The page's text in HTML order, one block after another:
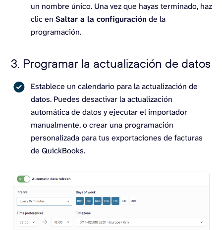
un nombre único. Una vez que hayas terminado, haz
clic en Saltar a la configuración de la
programación.
3. Programar la actualización de datos
Establece un calendario para la actualización de
datos. Puedes desactivar la actualización
automática de datos y ejecutar el importador
manualmente, o crear una programación
personalizada para tus exportaciones de facturas
de QuickBooks.